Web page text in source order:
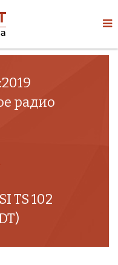
радио
TS 102